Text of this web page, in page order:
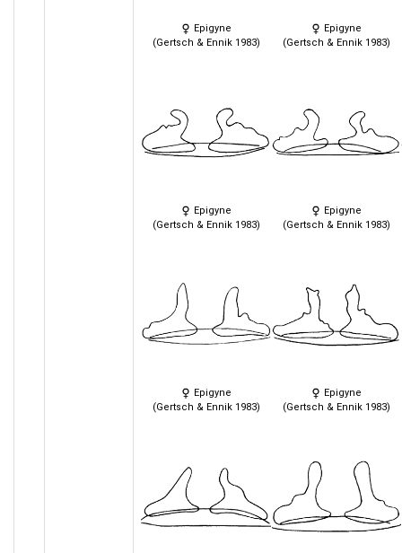
Epigyne
(Gertsch & Ennik 1983)
Epigyne
(Gertsch & Ennik 1983)
Epigyne
(Gertsch & Ennik 1983)
Epigyne
(Gertsch & Ennik 1983)
Epigyne
(Gertsch & Ennik 1983)
Epigyne
(Gertsch & Ennik 1983)